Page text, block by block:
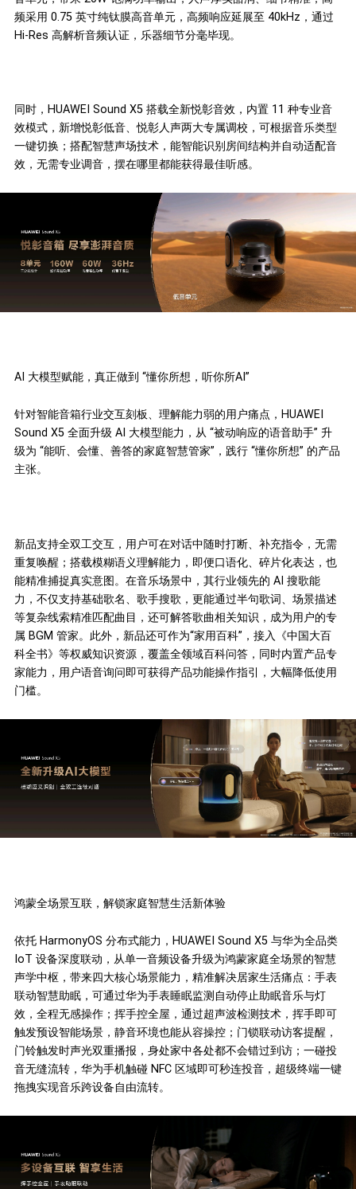
频采用 0.75 英寸纯钛膜高音单元，高频响应延展至 40kHz，通过
Hi-Res 高解析音频认证，乐器细节分毫毕现。
同时，HUAWEI Sound X5 搭载全新悦彰音效，内置 11 种专业音
效模式，新增悦彰低音、悦彰人声两大专属调校，可根据音乐类型
一键切换；搭配智慧声场技术，能智能识别房间结构并自动适配音
效，无需专业调音，摆在哪里都能获得最佳听感。
AI 大模型赋能，真正做到 “懂你所想，听你所AI”
针对智能音箱行业交互刻板、理解能力弱的用户痛点，HUAWEI
Sound X5 全面升级 AI 大模型能力，从 “被动响应的语音助手” 升
级为 “能听、会懂、善答的家庭智慧管家”，践行 “懂你所想” 的产品
主张。
新品支持全双工交互，用户可在对话中随时打断、补充指令，无需
重复唤醒；搭载模糊语义理解能力，即便口语化、碎片化表达，也
能精准捕捉真实意图。在音乐场景中，其行业领先的 AI 搜歌能
力，不仅支持基础歌名、歌手搜歌，更能通过半句歌词、场景描述
等复杂线索精准匹配曲目，还可解答歌曲相关知识，成为用户的专
属 BGM 管家。此外，新品还可作为“家用百科”，接入《中国大百
科全书》等权威知识资源，覆盖全领域百科问答，同时内置产品专
家能力，用户语音询问即可获得产品功能操作指引，大幅降低使用
门槛。
鸿蒙全场景互联，解锁家庭智慧生活新体验
依托 HarmonyOS 分布式能力，HUAWEI Sound X5 与华为全品类
IoT 设备深度联动，从单一音频设备升级为鸿蒙家庭全场景的智慧
声学中枢，带来四大核心场景能力，精准解决居家生活痛点：手表
联动智慧助眠，可通过华为手表睡眠监测自动停止助眠音乐与灯
效，全程无感操作；挥手控全屋，通过超声波检测技术，挥手即可
触发预设智能场景，静音环境也能从容操控；门锁联动访客提醒，
门铃触发时声光双重播报，身处家中各处都不会错过到访；一碰投
音无缝流转，华为手机触碰 NFC 区域即可秒连投音，超级终端一键
拖拽实现音乐跨设备自由流转。